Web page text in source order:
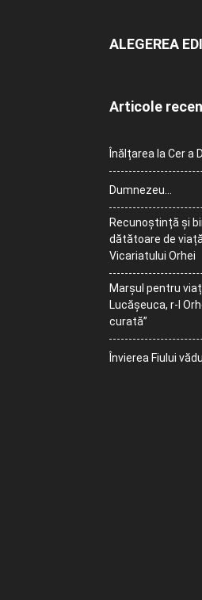
ALEGEREA
Articole
Înălțarea la Cer a
Dumnezeu…
Recunoștință și
dătătoare de
Vicariatului Orhei
Marșul pentru
Lucășeuca, r-l
curată”
Învierea Fiului